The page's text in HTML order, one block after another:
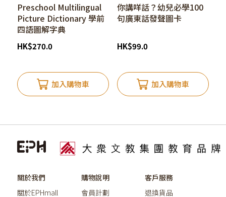
Preschool Multilingual
Picture Dictionary 學前
四語圖解字典
HK$270.0
加入購物車
你講咩話？幼兒必學100
句廣東話發聲圖卡
HK$99.0
加入購物車
關於我們
關於EPHmall
購物說明
會員計劃
客戶服務
退換貨品